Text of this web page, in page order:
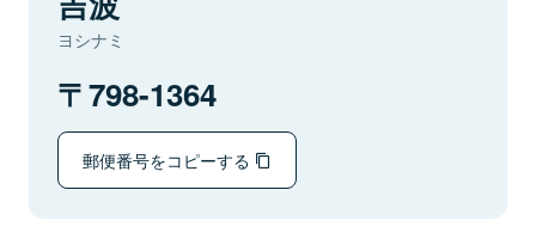
ヨシナミ
798-1364
郵便番号をコピーする